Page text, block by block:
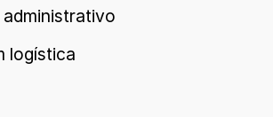
logística